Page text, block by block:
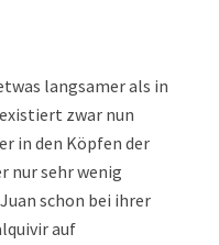
langsamer als in
zwar nun
in den Köpfen der
nur sehr wenig
schon bei ihrer
auf